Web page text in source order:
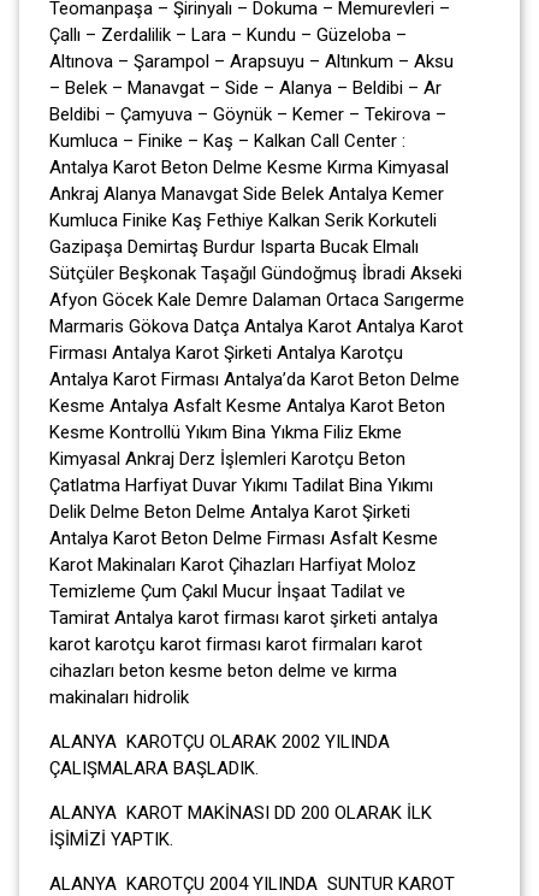
Teomanpaşa – Şirinyalı – Dokuma – Memurevleri –
Çallı – Zerdalilik – Lara – Kundu – Güzeloba –
Altınova – Şarampol – Arapsuyu – Altınkum – Aksu
– Belek – Manavgat – Side – Alanya – Beldibi – Ar
Beldibi – Çamyuva – Göynük – Kemer – Tekirova –
Kumluca – Finike – Kaş – Kalkan Call Center :
Antalya Karot Beton Delme Kesme Kırma Kimyasal
Ankraj Alanya Manavgat Side Belek Antalya Kemer
Kumluca Finike Kaş Fethiye Kalkan Serik Korkuteli
Gazipaşa Demirtaş Burdur Isparta Bucak Elmalı
Sütçüler Beşkonak Taşağıl Gündoğmuş İbradi Akseki
Afyon Göcek Kale Demre Dalaman Ortaca Sarıgerme
Marmaris Gökova Datça Antalya Karot Antalya Karot
Firması Antalya Karot Şirketi Antalya Karotçu
Antalya Karot Firması Antalya’da Karot Beton Delme
Kesme Antalya Asfalt Kesme Antalya Karot Beton
Kesme Kontrollü Yıkım Bina Yıkma Filiz Ekme
Kimyasal Ankraj Derz İşlemleri Karotçu Beton
Çatlatma Harfiyat Duvar Yıkımı Tadilat Bina Yıkımı
Delik Delme Beton Delme Antalya Karot Şirketi
Antalya Karot Beton Delme Firması Asfalt Kesme
Karot Makinaları Karot Çihazları Harfiyat Moloz
Temizleme Çum Çakıl Mucur İnşaat Tadilat ve
Tamirat Antalya karot firması karot şirketi antalya
karot karotçu karot firması karot firmaları karot
cihazları beton kesme beton delme ve kırma
makinaları hidrolik
ALANYA KAROTÇU OLARAK 2002 YILINDA
ÇALIŞMALARA BAŞLADIK.
ALANYA KAROT MAKİNASI DD 200 OLARAK İLK
İŞİMİZİ YAPTIK.
ALANYA KAROTÇU 2004 YILINDA SUNTUR KAROT